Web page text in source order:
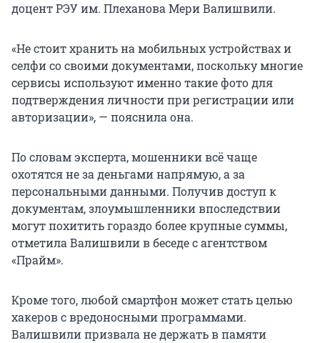
доцент РЭУ им. Плеханова Мери Валишвили.
«Не стоит хранить на мобильных устройствах и
селфи со своими документами, поскольку многие
сервисы используют именно такие фото для
подтверждения личности при регистрации или
авторизации», — пояснила она.
По словам эксперта, мошенники всё чаще
охотятся не за деньгами напрямую, а за
персональными данными. Получив доступ к
документам, злоумышленники впоследствии
могут похитить гораздо более крупные суммы,
отметила Валишвили в беседе с агентством
«Прайм».
Кроме того, любой смартфон может стать целью
хакеров с вредоносными программами.
Валишвили призвала не держать в памяти